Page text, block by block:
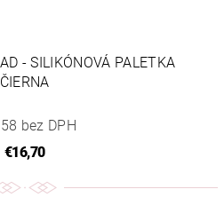
- SILIKÓNOVÁ PALETKA
ČIERNA
bez DPH
€16,70